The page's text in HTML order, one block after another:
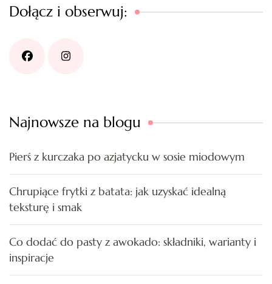
Dołącz i obserwuj:
Najnowsze na blogu
Pierś z kurczaka po azjatycku w sosie miodowym
Chrupiące frytki z batata: jak uzyskać idealną
teksturę i smak
Co dodać do pasty z awokado: składniki, warianty i
inspiracje